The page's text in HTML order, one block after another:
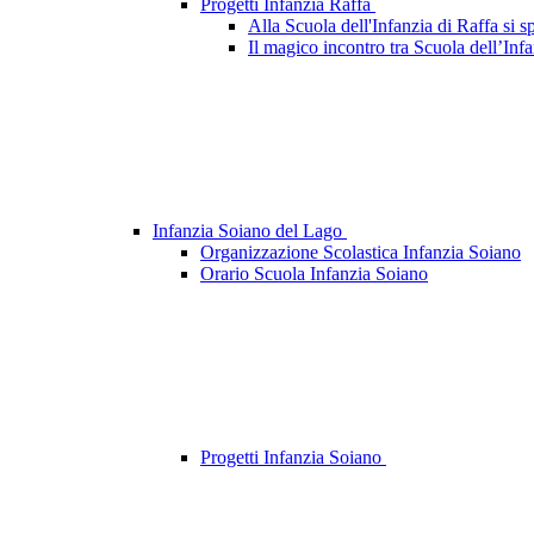
Progetti Infanzia Raffa
Alla Scuola dell'Infanzia di Raffa si
Il magico incontro tra Scuola
Infanzia Soiano del Lago
Organizzazione Scolastica Infanzia Soiano
Orario Scuola Infanzia Soiano
Progetti Infanzia Soiano